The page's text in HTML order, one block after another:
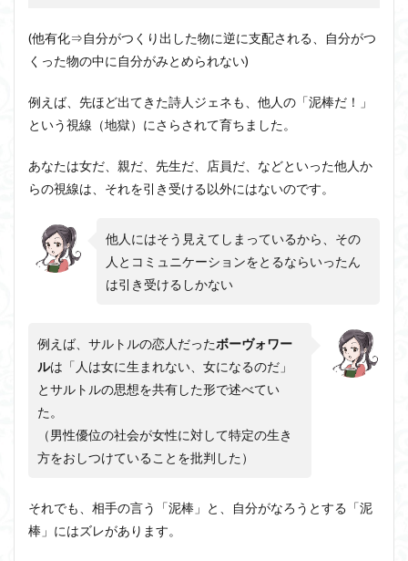
(他有化⇒自分がつくり出した物に逆に支配される、自分がつ
くった物の中に自分がみとめられない)
例えば、先ほど出てきた詩人ジェネも、他人の「泥棒だ！」
という視線（地獄）にさらされて育ちました。
あなたは女だ、親だ、先生だ、店員だ、などといった他人か
らの視線は、それを引き受ける以外にはないのです。
他人にはそう見えてしまっているから、その
人とコミュニケーションをとるならいったん
は引き受けるしかない
例えば、サルトルの恋人だったボーヴォワー
ルは「人は女に生まれない、女になるのだ」
とサルトルの思想を共有した形で述べてい
た。
（男性優位の社会が女性に対して特定の生き
方をおしつけていることを批判した）
それでも、相手の言う「泥棒」と、自分がなろうとする「泥
棒」にはズレがあります。